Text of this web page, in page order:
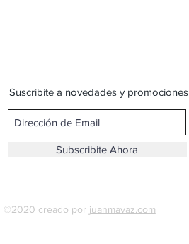
Suscribite a novedades y promociones
Subscribite Ahora
©2020 creado por juanmavaz.com